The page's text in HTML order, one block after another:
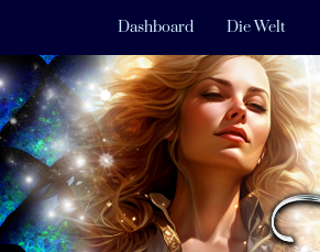
Dashboard Die Welt